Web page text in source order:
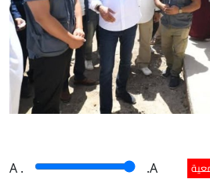
A . .A